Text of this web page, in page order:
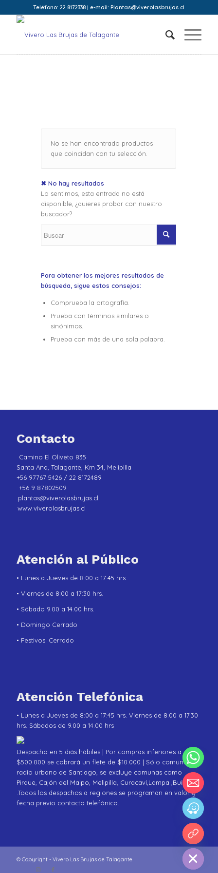
Teléfono: 22 8172338 | e-mail: Plantas@viverolasbrujas.cl
No se han encontrado productos
que coincidan con tu selección.
✖ No hay resultados
Lo sentimos, esta entrada no está
disponible, ¿quieres probar con nuestro
buscador?
Para obtener los mejores resultados de
búsqueda, sigue estos consejos:
Comprueba la ortografía.
Prueba con términos similares o
sinónimos.
Prueba con más de una sola palabra.
Contacto
Camino El Oliveto 835
Santa Ana, Talagante, Km 34, Melipilla
+56 97767 5426 / 22 8172489
+56 9 87802509
plantas@viverolasbrujas.cl
www.viverolasbrujas.cl
Atención al Público
• Lunes a Jueves de 8:00 a 17:45 hrs.
• Viernes de 8:00 a 17:30 hrs.
• Sábado 9.00 a 14.00 hrs.
• Domingo Cerrado
• Festivos: Cerrado
Atención Telefónica
• Lunes a Jueves de 8:00 a 17:45 hrs. Viernes de 8.00 a 17.30
hrs. Sábados de 9.00 a 14.00 hrs
Despacho en 5 diás hábiles | Por compras inferiores a
$500.000 se cobrará un flete de $10.000 | Sólo comunas de
radio urbano de Santiago, se excluye comunas como
Pirque, Cajón del Maipo, Melipilla, Curacaví,Lampa ,Buin
.Todos los despachos a regiones se programan en valor y
fecha previo contacto telefónico.
© Copyright - Vivero Las Brujas de Talagante
Hide
chaty